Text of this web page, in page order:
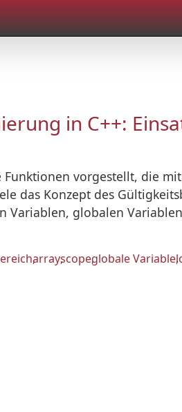
in C++:
vorgestellt, die
das Konzept des
Variablen, globalen
arrayscopeglobale Variable